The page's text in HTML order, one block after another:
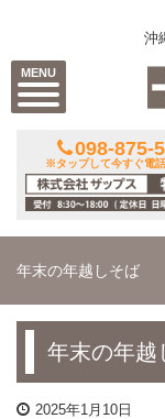
MENU
沖
098-875-
※タップして今すぐ電
年末の年越しそば
年末の年越
2025年1月10日